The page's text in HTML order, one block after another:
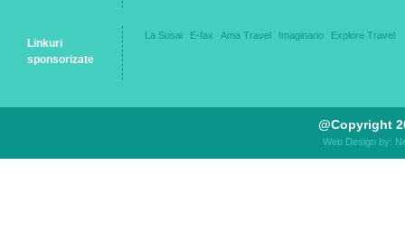
Linkuri
sponsorizate
La Susai E-fax Ama Travel Imaginario Explore Travel
@Copyright
Web Design by: